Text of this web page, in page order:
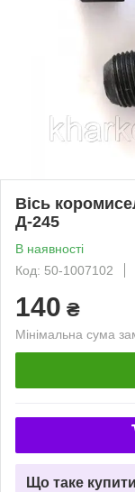
Вісь
Д-245
В наявності
Код: 50-1007102
140 ₴
Мінімальна сума
Що таке